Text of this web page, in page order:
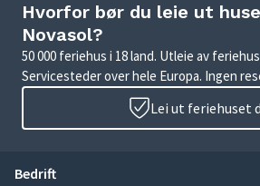
Hvorfor bør du leie ut
Novasol?
50 000 feriehus i 18 land. Utleie av
Servicesteder over hele Europa. Ingen
Lei ut feriehuset
Bedrift